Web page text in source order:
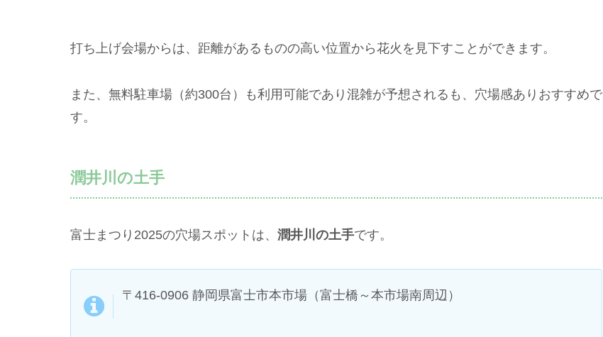
打ち上げ会場からは、距離があるものの高い位置から花火を見下すことができます。
また、無料駐車場（約300台）も利用可能であり混雑が予想されるも、穴場感ありおすすめで
す。
潤井川の土手
富士まつり2025の穴場スポットは、 潤井川の土手です。
〒416-0906 静岡県富士市本市場（富士橋～本市場南周辺）